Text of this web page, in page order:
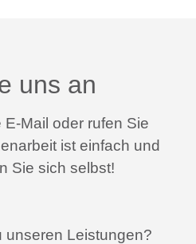
uns an
Mail oder rufen Sie
ist einfach und
Sie sich selbst!
unseren Leistungen?